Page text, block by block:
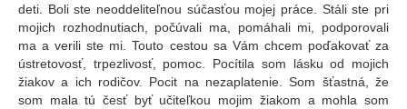
deti. Boli ste neoddeliteľnou súčasťou mojej práce. Stáli ste pri
mojich rozhodnutiach, počúvali ma, pomáhali mi, podporovali
ma a verili ste mi. Touto cestou sa Vám chcem poďakovať za
ústretovosť, trpezlivosť, pomoc. Pocítila som lásku od mojich
žiakov a ich rodičov. Pocit na nezaplatenie. Som šťastná, že
som mala tú česť byť učiteľkou mojim žiakom a mohla som